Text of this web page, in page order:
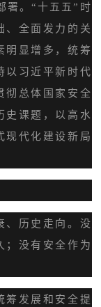
署。“十五五”时
、全面发力的关
明显增多，统筹
以习近平新时代
彻总体国家安全
史课题，以高水
现代化建设新局
、历史走向。没
；没有安全作为
筹发展和安全提